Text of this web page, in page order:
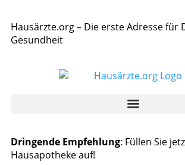
Hausärzte.org – Die erste Adresse für
Gesundheit
Dringende Empfehlung: Füllen Sie
Hausapotheke auf!